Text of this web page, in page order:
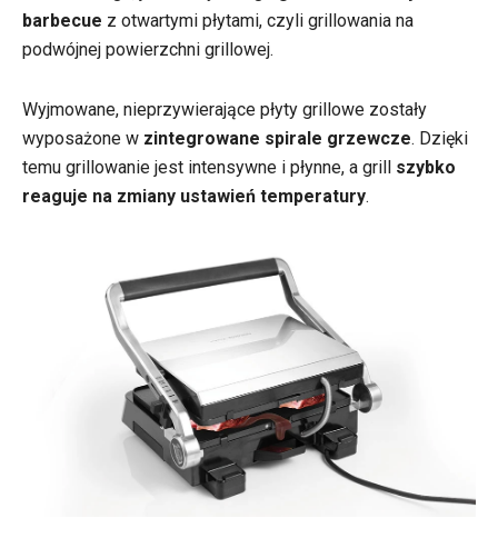
barbecue z otwartymi płytami, czyli grillowania na
podwójnej powierzchni grillowej.
Wyjmowane, nieprzywierające płyty grillowe zostały
wyposażone w zintegrowane spirale grzewcze. Dzięki
temu grillowanie jest intensywne i płynne, a grill szybko
reaguje na zmiany ustawień temperatury.